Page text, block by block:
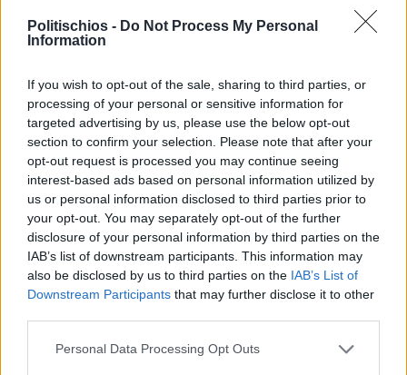
Politischios - Do Not Process My Personal
Information
If you wish to opt-out of the sale, sharing to third parties, or
processing of your personal or sensitive information for
targeted advertising by us, please use the below opt-out
section to confirm your selection. Please note that after your
opt-out request is processed you may continue seeing
interest-based ads based on personal information utilized by
us or personal information disclosed to third parties prior to
your opt-out. You may separately opt-out of the further
disclosure of your personal information by third parties on the
IAB’s list of downstream participants. This information may
also be disclosed by us to third parties on the IAB’s List of
Downstream Participants that may further disclose it to other
Personal Data Processing Opt Outs
Πριν 3 ημέρες
Ώρα να επιστρέψει η Δημοτική Αστυνομία στη
Χίο